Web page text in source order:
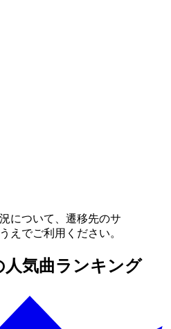
について、遷移先のサ
えでご利用ください。
気曲ランキング